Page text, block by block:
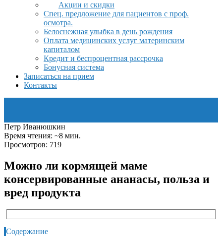
Акции и скидки
Спец. предложение для пациентов с проф.
осмотра.
Белоснежная улыбка в день рождения
Оплата медицинских услуг материнским
капиталом
Кредит и беспроцентная рассрочка
Бонусная система
Записаться на прием
Контакты
Петр Иванюшкин
Время чтения: ~8 мин.
Просмотров: 719
Можно ли кормящей маме
консервированные ананасы, польза и
вред продукта
Содержание